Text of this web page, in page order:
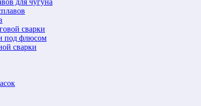
для чугуна
сварки
под флюсом
сварки